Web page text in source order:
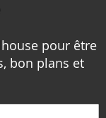
pour être
bon plans et